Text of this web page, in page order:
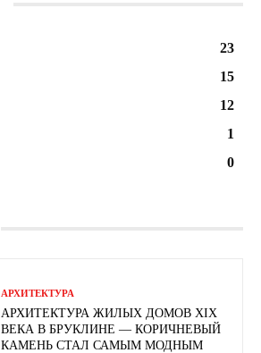
23
15
12
1
0
АРХИТЕКТУРА
АРХИТЕКТУРА ЖИЛЫХ ДОМОВ XIX
ВЕКА В БРУКЛИНЕ — КОРИЧНЕВЫЙ
КАМЕНЬ СТАЛ САМЫМ МОДНЫМ